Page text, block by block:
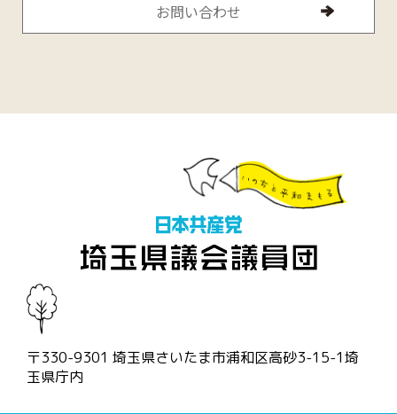
〒330-9301 埼玉県さいたま市浦和区高砂3-15-1埼
玉県庁内
お問い合わせ